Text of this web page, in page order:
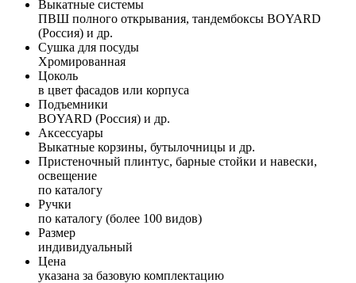
Выкатные системы
ПВШ полного открывания, тандембоксы BOYARD
(Россия) и др.
Сушка для посуды
Хромированная
Цоколь
в цвет фасадов или корпуса
Подъемники
BOYARD (Россия) и др.
Аксессуары
Выкатные корзины, бутылочницы и др.
Пристеночный плинтус, барные стойки и навески,
освещение
по каталогу
Ручки
по каталогу (более 100 видов)
Размер
индивидуальный
Цена
указана за базовую комплектацию